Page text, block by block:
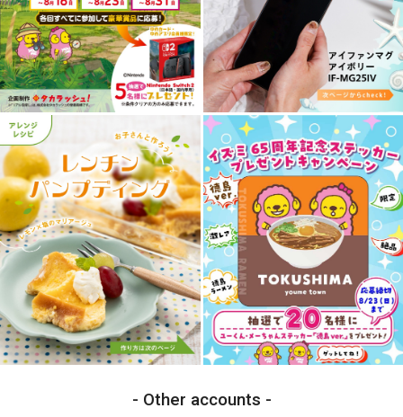
Other accounts